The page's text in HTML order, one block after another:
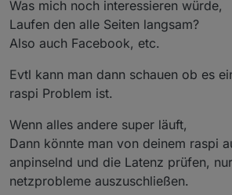
Ohne diesen Abschnitt hatte es
also ich habe dein Befehl mal
irgendwie im Gesamten etwas
Manche Ansichten switchen in
spätestens nach dem 3. Klick lädt
lang. Aber so die Visualisierung
Was mich noch interessieren würde,
Laufen den alle Seiten langsam?
Also auch Facebook, etc.
Evtl kann man dann schauen ob es
raspi Problem ist.
Wenn alles andere super läuft,
Dann könnte man von deinem raspi
anpinselnd und die Latenz prüfen,
netzprobleme auszuschließen.